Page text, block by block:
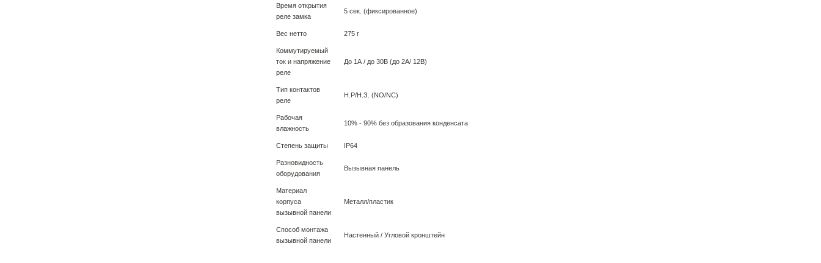
Время открытия
реле замка
5 сек. (фиксированное)
Вес нетто 275 г
Коммутируемый
ток и напряжение
реле
До 1А / до 30В (до 2А/ 12В)
Тип контактов
реле
Н.Р/Н.З. (NO/NC)
Рабочая
влажность
10% - 90% без образования конденсата
Степень защиты IP64
Разновидность
оборудования
Вызывная панель
Материал
корпуса
вызывной панели
Металл/пластик
Способ монтажа
вызывной панели
Настенный / Угловой кронштейн